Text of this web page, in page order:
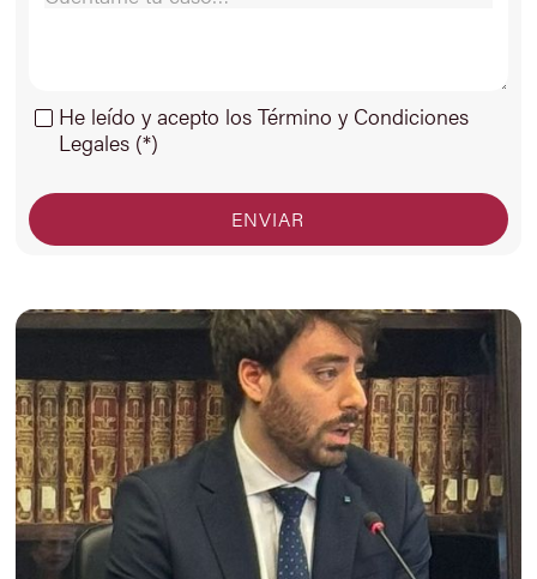
He leído y acepto los Término y Condiciones
Legales (*)